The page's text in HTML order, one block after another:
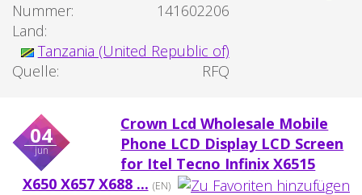
Nummer:
141602206
Land:
Tanzania (United Republic of)
Quelle:
RFQ
04
jun
Crown Lcd Wholesale Mobile
Phone LCD Display LCD Screen
for Itel Tecno Infinix X6515
X650 X657 X688 ... (EN)